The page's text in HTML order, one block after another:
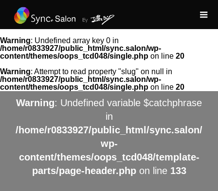
Warning: Undefined array key 0 in
/home/r0833927/public_html/sync.salon/wp-
content/themes/oops_tcd048/single.php on line 20
Warning: Attempt to read property "slug" on null in
/home/r0833927/public_html/sync.salon/wp-
content/themes/oops_tcd048/single.php on line 20
Warning: Undefined variable $catchphrase
in
/home/r0833927/public_html/sync.salon/
wp-
content/themes/oops_tcd048/template-
parts/page-header.phpon line 133